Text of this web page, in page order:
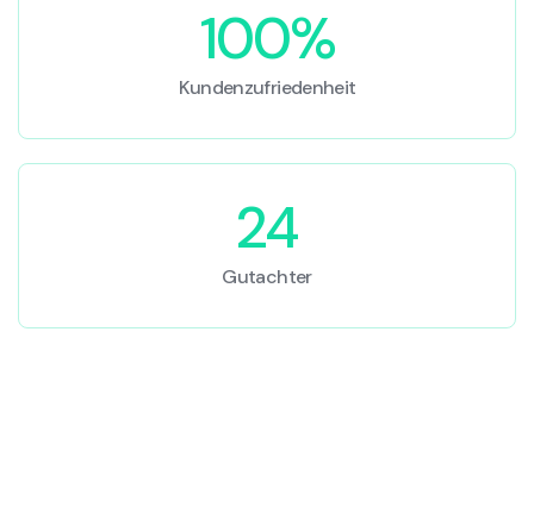
100%
Kundenzufriedenheit
24
Gutachter